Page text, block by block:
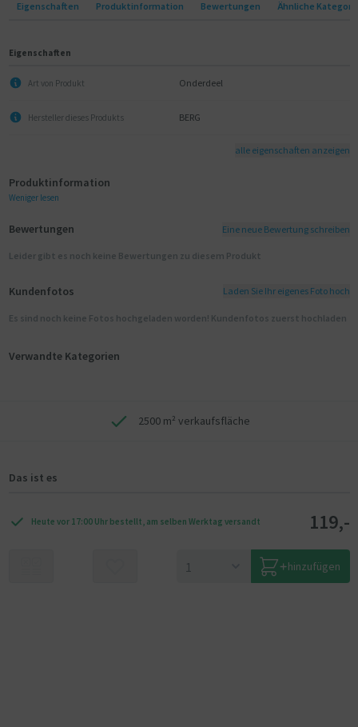
Eigenschaften Produktinformation Bewertungen Ähnliche
Eigenschaften
Art von Produkt Onderdeel
Hersteller dieses Produkts BERG
alle eigenschaften anzeigen
Produktinformation
Weniger lesen
Bewertungen Eine neue Bewertung schreiben
Leider gibt es noch keine Bewertungen zu diesem Produkt
Kundenfotos Laden Sie Ihr eigenes Foto hoch
Es sind noch keine Fotos hochgeladen worden! Kundenfotos zuerst hochladen
Verwandte Kategorien
2500 m² verkaufsfläche
Das ist es
Heute vor 17:00 Uhr bestellt, am selben Werktag versandt 119,-
hinzufügen